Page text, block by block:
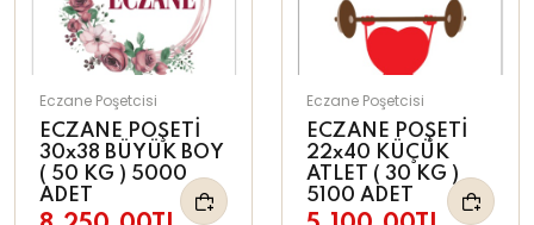
Eczane Poşetcisi
ECZANE POŞETİ
30x38 BÜYÜK BOY
( 50 KG ) 5000
ADET
Eczane Poşetcisi
ECZANE POŞETİ
22x40 KÜÇÜK
ATLET ( 30 KG )
5100 ADET